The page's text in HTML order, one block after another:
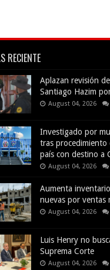
RECIENTE
Aplazan revisión
Santiago Hazim
August 04, 2026
Investigado por
tras procedimiento
país con destino a
August 04, 2026
Aumenta
nuevas por ventas
August 04, 2026
Luis Henry no
Suprema Corte
August 04, 2026